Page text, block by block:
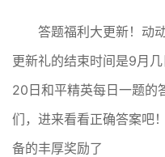
答题福利大更新！动
更新礼的结束时间是9月
20日和平精英每日一题的
们，进来看看正确答案吧
备的丰厚奖励了